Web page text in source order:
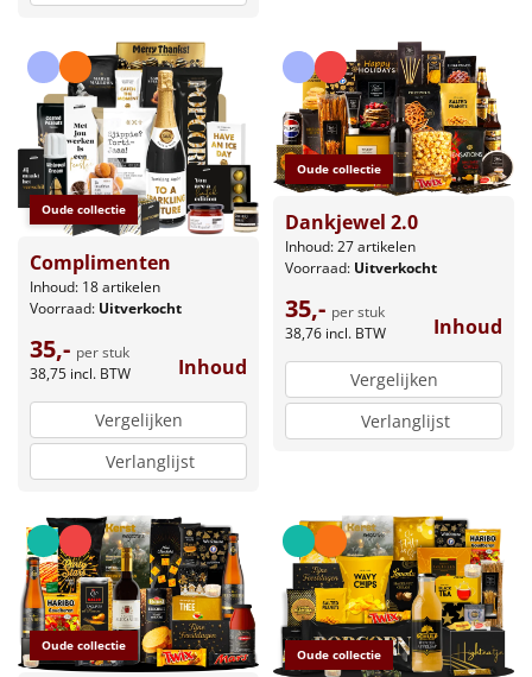
Oude collectie
Complimenten
Inhoud: 18 artikelen
Voorraad: Uitverkocht
35,- per stuk
38,75 incl. BTW Inhoud
Vergelijken
Verlanglijst
Oude collectie
Dankjewel 2.0
Inhoud: 27 artikelen
Voorraad: Uitverkocht
35,- per stuk
38,76 incl. BTW Inhoud
Vergelijken
Verlanglijst
Oude collectie
Oude collectie